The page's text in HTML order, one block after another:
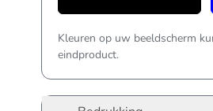
Kleuren op uw beeldscherm
eindproduct.